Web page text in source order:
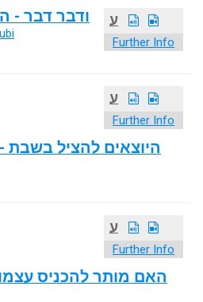
ע
Further Info
ודבר דבר -
ע
Further Info
היוצאים להציל
ע
Further Info
האם מותר להכניס